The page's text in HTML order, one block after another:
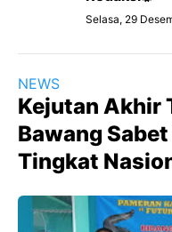
Selasa, 29
NEWS
Kejutan Akhir
Bawang
Tingkat